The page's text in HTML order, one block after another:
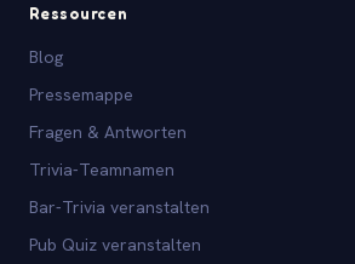
Ressourcen
Blog
Pressemappe
Fragen & Antworten
Trivia-Teamnamen
Bar-Trivia veranstalten
Pub Quiz veranstalten